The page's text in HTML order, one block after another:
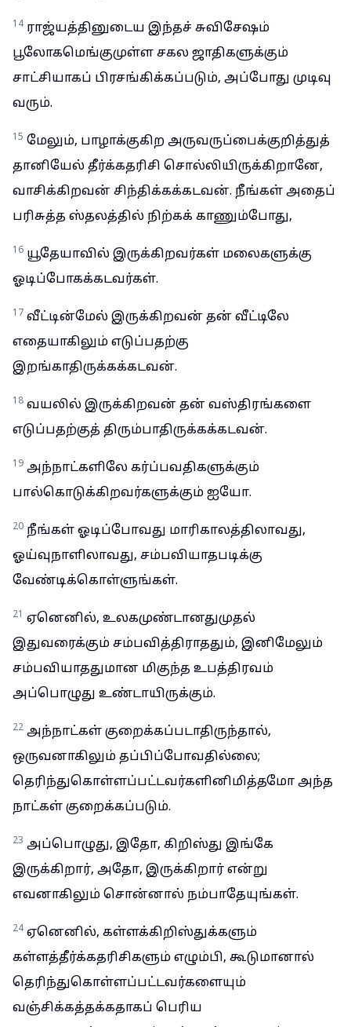
14 ராஜ்யத்தினுடைய இந்தச் சுவிசேஷம்
பூலோகமெங்குமுள்ள சகல ஜாதிகளுக்கும்
சாட்சியாகப் பிரசங்கிக்கப்படும், அப்போது முடிவு
வரும்.
15 மேலும், பாழாக்குகிற அருவருப்பைக்குறித்துத்
தானியேல் தீர்க்கதரிசி சொல்லியிருக்கிறானே,
வாசிக்கிறவன் சிந்திக்கக்கடவன். நீங்கள் அதைப்
பரிசுத்த ஸ்தலத்தில் நிற்கக் காணும்போது,
16 யூதேயாவில் இருக்கிறவர்கள் மலைகளுக்கு
ஓடிப்போகக்கடவர்கள்.
17 வீட்டின்மேல் இருக்கிறவன் தன் வீட்டிலே
எதையாகிலும் எடுப்பதற்கு
இறங்காதிருக்கக்கடவன்.
18 வயலில் இருக்கிறவன் தன் வஸ்திரங்களை
எடுப்பதற்குத் திரும்பாதிருக்கக்கடவன்.
19 அந்நாட்களிலே கர்ப்பவதிகளுக்கும்
பால்கொடுக்கிறவர்களுக்கும் ஐயோ.
20 நீங்கள் ஓடிப்போவது மாரிகாலத்திலாவது,
ஓய்வுநாளிலாவது, சம்பவியாதபடிக்கு
வேண்டிக்கொள்ளுங்கள்.
21 ஏனெனில், உலகமுண்டானதுமுதல்
இதுவரைக்கும் சம்பவித்திராததும், இனிமேலும்
சம்பவியாததுமான மிகுந்த உபத்திரவம்
அப்பொழுது உண்டாயிருக்கும்.
22 அந்நாட்கள் குறைக்கப்படாதிருந்தால்,
ஒருவனாகிலும் தப்பிப்போவதில்லை;
தெரிந்துகொள்ளப்பட்டவர்களினிமித்தமோ அந்த
நாட்கள் குறைக்கப்படும்.
23 அப்பொழுது, இதோ, கிறிஸ்து இங்கே
இருக்கிறார், அதோ, இருக்கிறார் என்று
எவனாகிலும் சொன்னால் நம்பாதேயுங்கள்.
24 ஏனெனில், கள்ளக்கிறிஸ்துக்களும்
கள்ளத்தீர்க்கதரிசிகளும் எழும்பி, கூடுமானால்
தெரிந்துகொள்ளப்பட்டவர்களையும்
வஞ்சிக்கத்தக்கதாகப் பெரிய